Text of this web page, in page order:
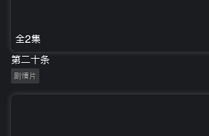
全2集
第二十条
剧情片